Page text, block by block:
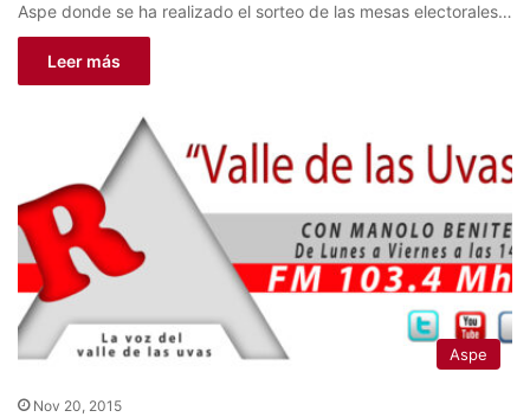
Aspe donde se ha realizado el sorteo de las mesas electorales…
Leer más
Aspe
Nov 20, 2015